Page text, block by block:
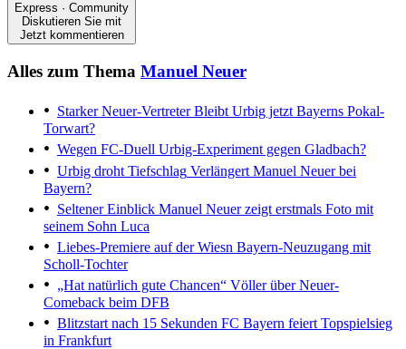
Express · Community
Diskutieren Sie mit
Jetzt kommentieren
Alles zum Thema Manuel Neuer
Starker Neuer-VertreterBleibt Urbig jetzt Bayerns Pokal-
Torwart?
Wegen FC-Duell Urbig-Experiment gegen Gladbach?
Urbig droht Tiefschlag Verlängert Manuel Neuer bei
Bayern?
Seltener Einblick Manuel Neuer zeigt erstmals Foto mit
seinem Sohn Luca
Liebes-Premiere auf der Wiesn Bayern-Neuzugang mit
Scholl-Tochter
„Hat natürlich gute Chancen“ Völler über Neuer-
Comeback beim DFB
Blitzstart nach 15 Sekunden FC Bayern feiert Topspielsieg
in Frankfurt